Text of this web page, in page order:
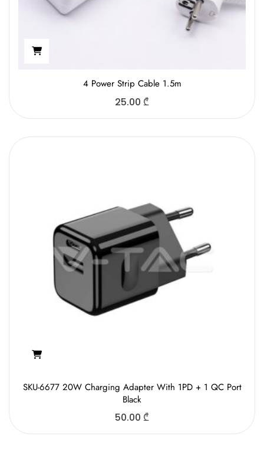
4 Power Strip Cable 1.5m
25.00 ₾
SKU-6677 20W Charging Adapter With 1PD + 1 QC Port
Black
50.00 ₾